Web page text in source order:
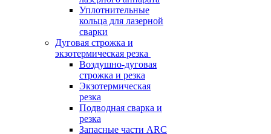
Уплотнительные
кольца для лазерной
сварки
Дуговая строжка и
экзотермическая резка
Воздушно-дуговая
строжка и резка
Экзотермическая
резка
Подводная сварка и
резка
Запасные части ARC